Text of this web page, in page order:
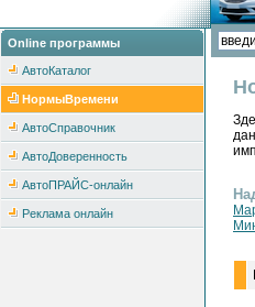
Online программы
АвтоКаталог
НормыВремени
АвтоСправочник
АвтоДоверенность
АвтоПРАЙС-онлайн
Реклама онлайн